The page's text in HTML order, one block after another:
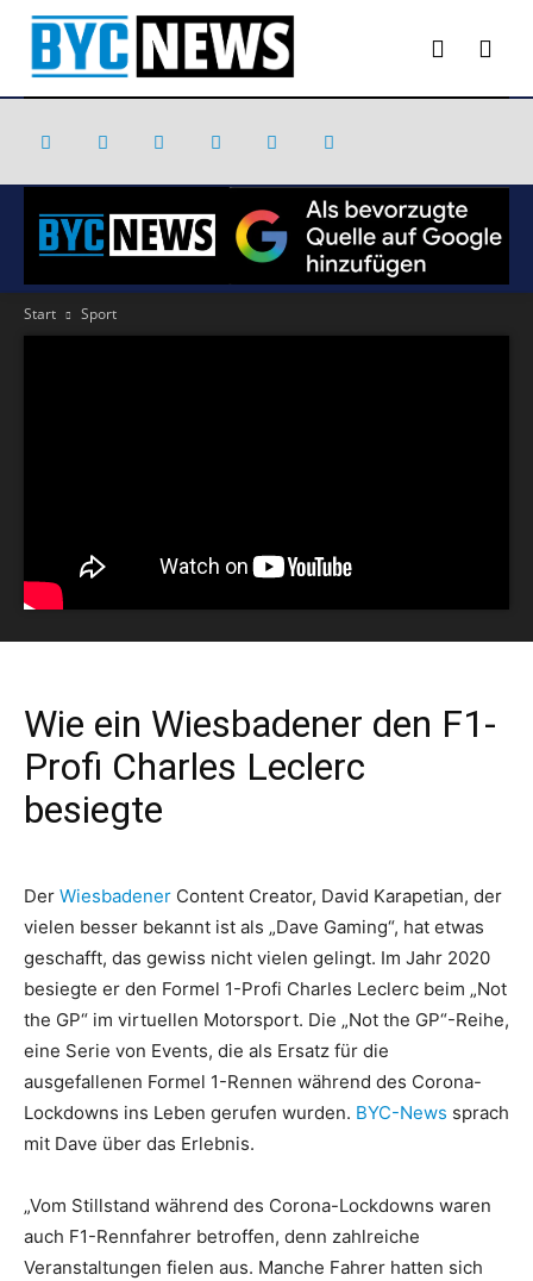
Start Sport
Wie ein Wiesbadener den F1-
Profi Charles Leclerc
besiegte
Der Wiesbadener Content Creator, David Karapetian, der
vielen besser bekannt ist als „Dave Gaming“, hat etwas
geschafft, das gewiss nicht vielen gelingt. Im Jahr 2020
besiegte er den Formel 1-Profi Charles Leclerc beim „Not
the GP“ im virtuellen Motorsport. Die „Not the GP“-Reihe,
eine Serie von Events, die als Ersatz für die
ausgefallenen Formel 1-Rennen während des Corona-
Lockdowns ins Leben gerufen wurden. BYC-News sprach
mit Dave über das Erlebnis.
„Vom Stillstand während des Corona-Lockdowns waren
auch F1-Rennfahrer betroffen, denn zahlreiche
Veranstaltungen fielen aus. Manche Fahrer hatten sich